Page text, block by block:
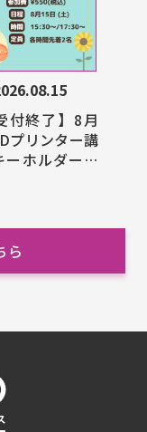
付終了】8月
リンター講
ホルダー作
ら